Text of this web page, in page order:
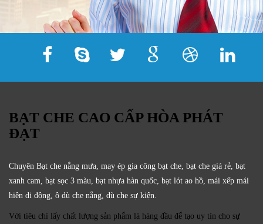
BẠT CHE CAO CẤP HÒA PHÁT
ĐẠT
Chuyên Bạt che nắng mưa, may ép gia công bạt che, bạt che giá rẻ, bạt
xanh cam, bạt sọc 3 màu, bạt nhựa hàn quốc, bạt lót ao hồ, mái xếp mái
hiên di động, ô dù che nắng, dù che sự kiện.
Với tiêu chí lấy chất lượng sản phẩm là hàng đầu để tạo uy tín cho sự